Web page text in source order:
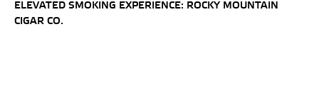
ELEVATED SMOKING EXPERIENCE: ROCKY MOUNTAIN
CIGAR CO.